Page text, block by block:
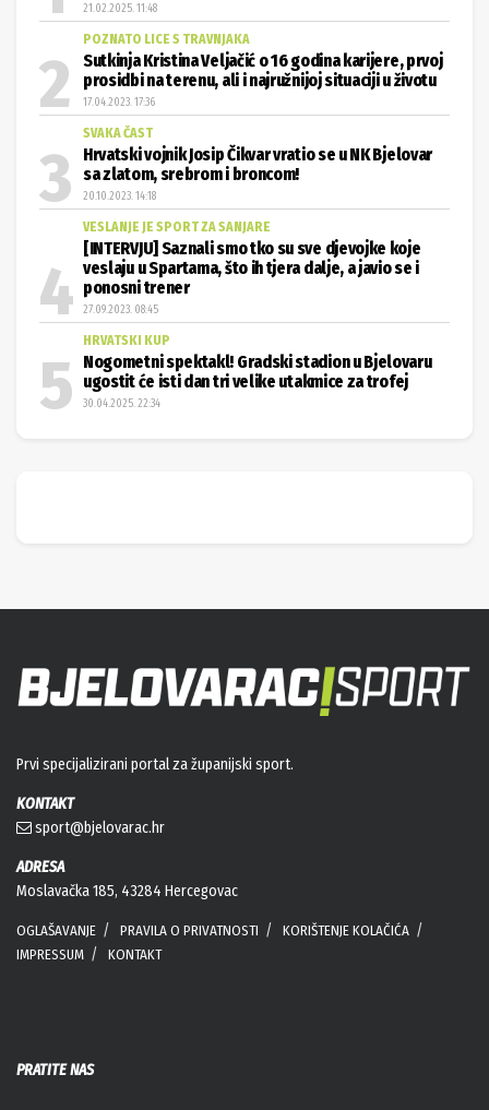
21.02.2025. 11:48
POZNATO LICE S TRAVNJAKA
Sutkinja Kristina Veljačić o 16 godina karijere, prvoj
prosidbi na terenu, ali i najružnijoj situaciji u životu
17.04.2023. 17:36
SVAKA ČAST
Hrvatski vojnik Josip Čikvar vratio se u NK Bjelovar
sa zlatom, srebrom i broncom!
20.10.2023. 14:18
VESLANJE JE SPORT ZA SANJARE
[INTERVJU] Saznali smo tko su sve djevojke koje
veslaju u Spartama, što ih tjera dalje, a javio se i
ponosni trener
27.09.2023. 08:45
HRVATSKI KUP
Nogometni spektakl! Gradski stadion u Bjelovaru
ugostit će isti dan tri velike utakmice za trofej
30.04.2025. 22:34
Prvi specijalizirani portal za županijski sport.
KONTAKT
sport@bjelovarac.hr
ADRESA
Moslavačka 185, 43284 Hercegovac
OGLAŠAVANJE PRAVILA O PRIVATNOSTI
KORIŠTENJE KOLAČIĆA
IMPRESSUM
KONTAKT
PRATITE NAS